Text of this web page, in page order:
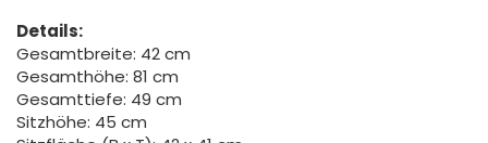
Details:
Gesamtbreite: 42 cm
Gesamthöhe: 81 cm
Gesamttiefe: 49 cm
Sitzhöhe: 45 cm